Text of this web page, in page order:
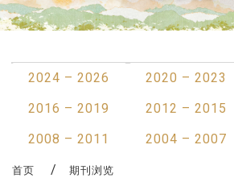
2024 – 2026
2020 – 2023
2016 – 2019
2012 – 2015
2008 – 2011
2004 – 2007
首页 期刊浏览